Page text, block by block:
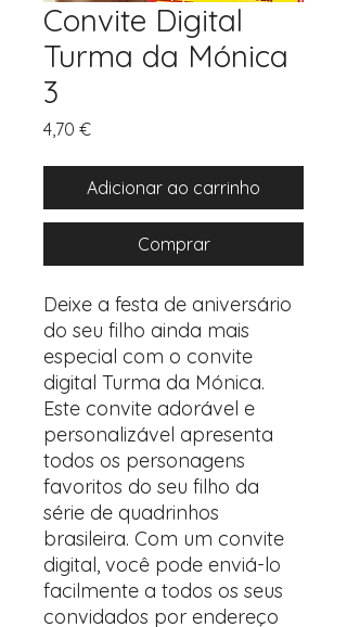
Convite Digital
Turma da Mónica
3
4,70 €Preço
Adicionar ao carrinho
Comprar
Deixe a festa de aniversário
do seu filho ainda mais
especial com o convite
digital Turma da Mónica.
Este convite adorável e
personalizável apresenta
todos os personagens
favoritos do seu filho da
série de quadrinhos
brasileira. Com um convite
digital, você pode enviá-lo
facilmente a todos os seus
convidados por endereço